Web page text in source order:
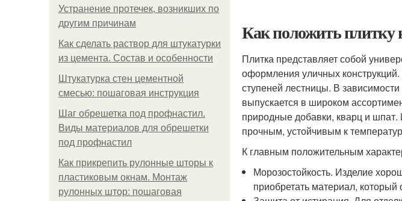
Устранение протечек, возникших по
другим причинам
Как сделать раствор для штукатурки
из цемента. Состав и особенности
Штукатурка стен цементной
смесью: пошаговая инструкция
Шаг обрешетка под профнастил.
Виды материалов для обрешетки
под профнастил
Как прикрепить рулонные шторы к
пластиковым окнам. Монтаж
рулонных штор: пошаговая
Как положить плитку
Плитка представляет собой
оформления уличных
ступеней лестницы. В
выпускается в широком
природные добавки, кварц и шпат.
прочным, устойчивым к
К главным положительным
Морозостойкость. Изделие
приобретать материал,